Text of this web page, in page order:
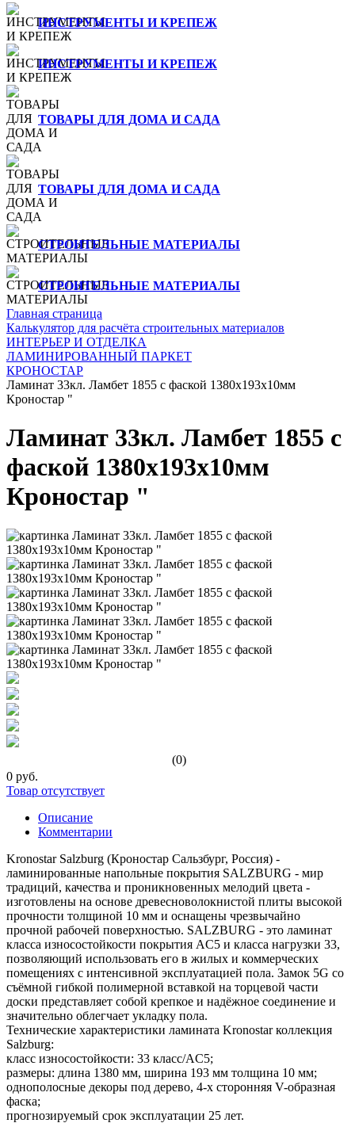
ИНСТРУМЕНТЫ И КРЕПЕЖ
ИНСТРУМЕНТЫ И КРЕПЕЖ
ТОВАРЫ ДЛЯ ДОМА И САДА
ТОВАРЫ ДЛЯ ДОМА И САДА
СТРОИТЕЛЬНЫЕ МАТЕРИАЛЫ
СТРОИТЕЛЬНЫЕ МАТЕРИАЛЫ
Главная страница
Калькулятор для расчёта строительных материалов
ИНТЕРЬЕР И ОТДЕЛКА
ЛАМИНИРОВАННЫЙ ПАРКЕТ
КРОНОСТАР
Ламинат 33кл. Ламбет 1855 с фаской 1380х193х10мм
Кроностар "
Ламинат 33кл. Ламбет 1855 с
фаской 1380х193х10мм
Кроностар "
(0)
0 руб.
Товар отсутствует
Описание
Комментарии
Kronostar Salzburg (Кроностар Сальзбург, Россия) -
ламинированные напольные покрытия SALZBURG - мир
традиций, качества и проникновенных мелодий цвета -
изготовлены на основе древесноволокнистой плиты высокой
прочности толщиной 10 мм и оснащены чрезвычайно
прочной рабочей поверхностью. SALZBURG - это ламинат
класса износостойкости покрытия AC5 и класса нагрузки 33,
позволяющий использовать его в жилых и коммерческих
помещениях с интенсивной эксплуатацией пола. Замок 5G со
съёмной гибкой полимерной вставкой на торцевой части
доски представляет собой крепкое и надёжное соединение и
значительно облегчает укладку пола.
Технические характеристики ламината Kronostar коллекция
Salzburg:
класс износостойкости: 33 класс/AC5;
размеры: длина 1380 мм, ширина 193 мм толщина 10 мм;
однополосные декоры под дерево, 4-х сторонняя V-образная
фаска;
прогнозируемый срок эксплуатации 25 лет.